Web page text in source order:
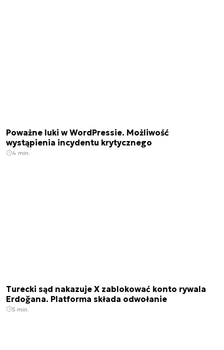
Poważne luki w WordPressie. Możliwość
wystąpienia incydentu krytycznego
4 min.
Turecki sąd nakazuje X zablokować konto rywala
Erdoğana. Platforma składa odwołanie
5 min.